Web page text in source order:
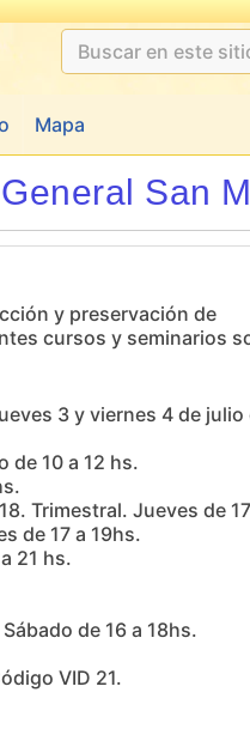
Mapa
San
y preservación de
cursos y seminarios
3 y viernes 4 de julio
de 10 a 12 hs.
Trimestral. Jueves de
de 17 a 19hs.
21 hs.
de 16 a 18hs.
VID 21.